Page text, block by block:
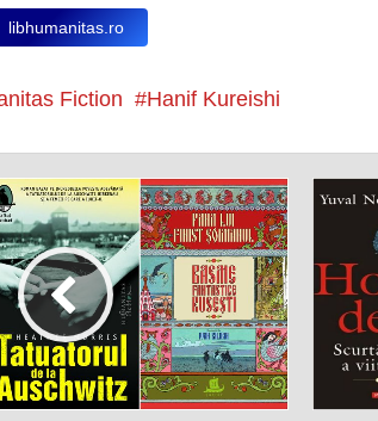
libhumanitas.ro
Fiction Hanif Kureishi